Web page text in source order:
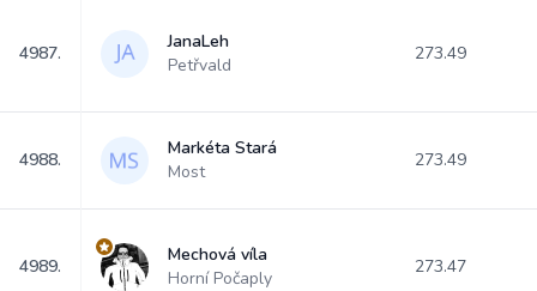
4987.
JanaLeh
Petřvald
273.49
4988.
Markéta Stará
Most
273.49
4989.
Mechová víla
Horní Počaply
273.47